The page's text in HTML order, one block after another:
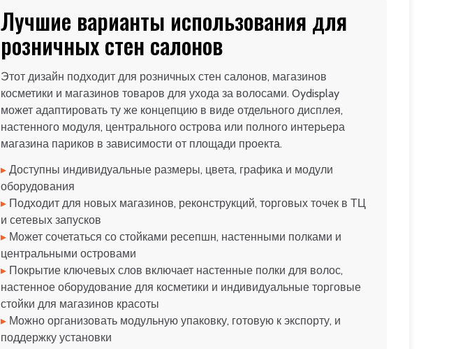
Лучшие варианты использования для
розничных стен салонов
Этот дизайн подходит для розничных стен салонов, магазинов
косметики и магазинов товаров для ухода за волосами. Oydisplay
может адаптировать ту же концепцию в виде отдельного дисплея,
настенного модуля, центрального острова или полного интерьера
магазина париков в зависимости от площади проекта.
▸Доступны индивидуальные размеры, цвета, графика и модули
оборудования
▸Подходит для новых магазинов, реконструкций, торговых точек в ТЦ
и сетевых запусков
▸Может сочетаться со стойками ресепшн, настенными полками и
центральными островами
▸Покрытие ключевых слов включает настенные полки для волос,
настенное оборудование для косметики и индивидуальные торговые
стойки для магазинов красоты
▸Можно организовать модульную упаковку, готовую к экспорту, и
поддержку установки